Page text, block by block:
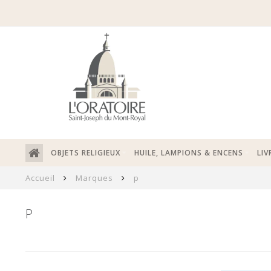
OBJETS RELIGIEUX HUILE, LAMPIONS & ENCENS
Accueil Marques p
P